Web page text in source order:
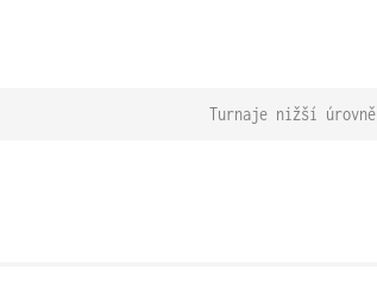
Turnaje nižší úrovně